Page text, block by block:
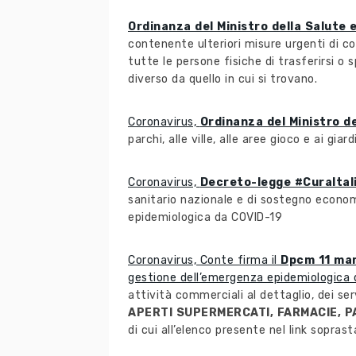
Ordinanza del Ministro della Salute
contenente ulteriori misure urgenti di
tutte le persone fisiche di trasferirsi o
diverso da quello in cui si trovano.
Coronavirus, Ordinanza del Ministro
parchi, alle ville, alle aree gioco e ai
Coronavirus, Decreto-legge
sanitario nazionale e di sostegno
epidemiologica da COVID-19
Coronavirus, Conte firma il
Dpcm 11
gestione dell’emergenza
attività commerciali al dettaglio, dei
APERTI SUPERMERCATI, FARMACIE,
di cui all’elenco presente nel link